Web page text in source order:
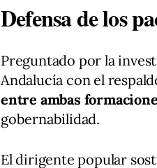
Defensa de los
Preguntado por la
Andalucía con el
entre ambas
gobernabilidad.
El dirigente popular